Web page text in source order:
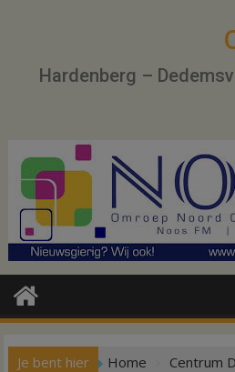
Hardenberg –
Je bent hier Home Centrum